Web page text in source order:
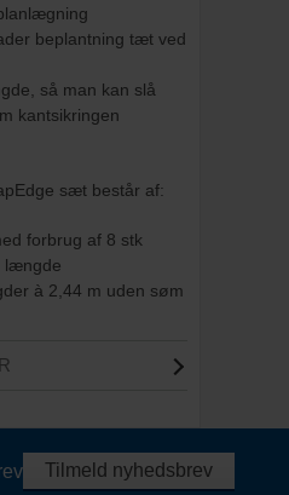
beplantning tæt ved
så man kan slå
kantsikringen
sæt består af:
forbrug af 8 stk
længde
à 2,44 m uden søm
Tilmeld nyhedsbrev